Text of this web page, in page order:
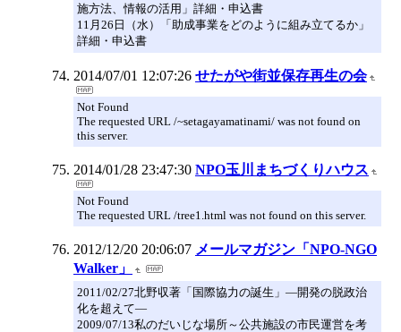
施方法、情報の活用」詳細・申込書
11月26日（水）「助成事業をどのように組み立てるか」
詳細・申込書
2014/07/01 12:07:26 せたがや街並保存再生の会
Not Found
The requested URL /~setagayamatinami/ was not found on
this server.
2014/01/28 23:47:30 NPO玉川まちづくりハウス
Not Found
The requested URL /tree1.html was not found on this server.
2012/12/20 20:06:07 メールマガジン「NPO-NGO
Walker」
2011/02/27北野収著「国際協力の誕生」―開発の脱政治
化を超えて―
2009/07/13私のだいじな場所～公共施設の市民運営を考